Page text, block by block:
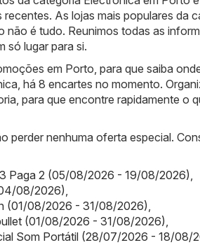
As lojas mais populares da
não é tudo. Reunimos todas as
só lugar para si.
em Porto, para que saiba
há 8 encartes no momento.
para que encontre rapidamente o
perder nenhuma oferta especial.
Paga 2 (05/08/2026 - 19/08/2026),
08/2026),
(01/08/2026 - 31/08/2026),
(01/08/2026 - 31/08/2026),
Som Portátil (28/07/2026 - 18/08/